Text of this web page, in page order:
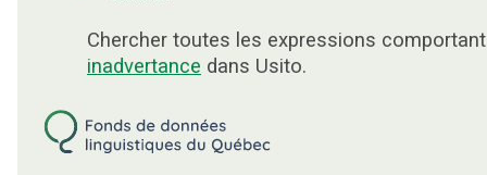
Chercher toutes les expressions
inadvertance dans Usito.